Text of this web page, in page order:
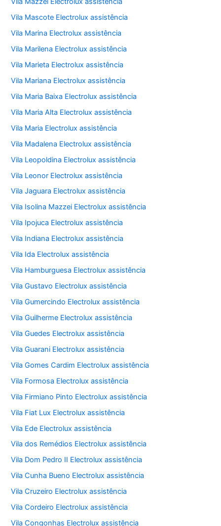
Vila Mascote Electrolux assistência
Vila Marina Electrolux assistência
Vila Marilena Electrolux assistência
Vila Marieta Electrolux assistência
Vila Mariana Electrolux assistência
Vila Maria Baixa Electrolux assistência
Vila Maria Alta Electrolux assistência
Vila Maria Electrolux assistência
Vila Madalena Electrolux assistência
Vila Leopoldina Electrolux assistência
Vila Leonor Electrolux assistência
Vila Jaguara Electrolux assistência
Vila Isolina Mazzei Electrolux assistência
Vila Ipojuca Electrolux assistência
Vila Indiana Electrolux assistência
Vila Ida Electrolux assistência
Vila Hamburguesa Electrolux assistência
Vila Gustavo Electrolux assistência
Vila Gumercindo Electrolux assistência
Vila Guilherme Electrolux assistência
Vila Guedes Electrolux assistência
Vila Guarani Electrolux assistência
Vila Gomes Cardim Electrolux assistência
Vila Formosa Electrolux assistência
Vila Firmiano Pinto Electrolux assistência
Vila Fiat Lux Electrolux assistência
Vila Ede Electrolux assistência
Vila dos Remédios Electrolux assistência
Vila Dom Pedro II Electrolux assistência
Vila Cunha Bueno Electrolux assistência
Vila Cruzeiro Electrolux assistência
Vila Cordeiro Electrolux assistência
Vila Congonhas Electrolux assistência